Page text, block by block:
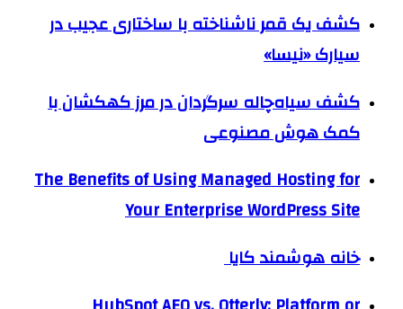
کشف یک قمر ناشناخته با ساختاری عجیب در
سیارک «نیسا»
کشف سیاه‌چاله سرگردان در مرز کهکشان با
کمک هوش مصنوعی
The Benefits of Using Managed Hosting for
Your Enterprise WordPress Site
خانه هوشمند کایا